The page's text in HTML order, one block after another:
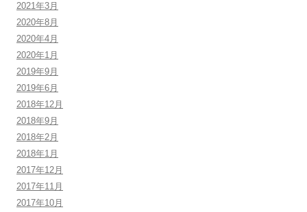
2021年3月
2020年8月
2020年4月
2020年1月
2019年9月
2019年6月
2018年12月
2018年9月
2018年2月
2018年1月
2017年12月
2017年11月
2017年10月